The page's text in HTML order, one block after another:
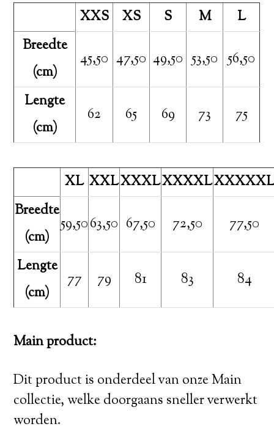
XXS XS S M
L
Breedte
(cm)
45,50 47,50 49,50 53,50 56,50
Lengte
(cm)
62 65 69 73 75
XL XXLXXXLXXXXL
Breedte
(cm)
59,5063,50 67,50 72,50 77,50
Lengte
(cm)
77 79 81 83 84
Main product:
Dit product is onderdeel van onze Main
collectie, welke doorgaans sneller verwerkt
worden.